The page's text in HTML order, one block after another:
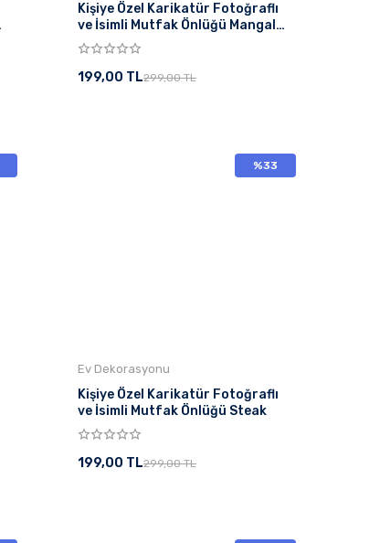
Kişiye Özel Karikatür Fotoğraflı
ve İsimli Mutfak Önlüğü Mangal
Ustası
199,00 TL299,00 TL
%33
Ev Dekorasyonu
Kişiye Özel Karikatür Fotoğraflı
ve İsimli Mutfak Önlüğü Steak
199,00 TL299,00 TL